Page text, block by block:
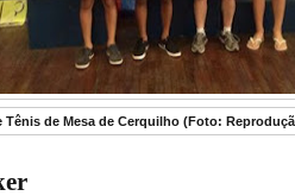
Tênis de Mesa de Cerquilho (Foto: